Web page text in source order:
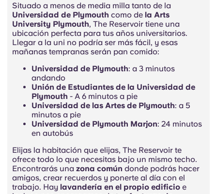
Situado a menos de media milla tanto de la
Universidad de Plymouth como de la Arts
University Plymouth, The Reservoir tiene una
ubicación perfecta para tus años universitarios.
Llegar a la uni no podría ser más fácil, y esas
mañanas tempranas serán pan comido:
Universidad de Plymouth: a 3 minutos
andando
Unión de Estudiantes de la Universidad de
Plymouth - A 6 minutos a pie
Universidad de las Artes de Plymouth: a 5
minutos a pie
Universidad de Plymouth Marjon: 24 minutos
en autobús
Elijas la habitación que elijas, The Reservoir te
ofrece todo lo que necesitas bajo un mismo techo.
Encontrarás una zona común donde podrás hacer
amigos, crear recuerdos y ponerte al día con el
trabajo. Hay lavandería en el propio edificio e